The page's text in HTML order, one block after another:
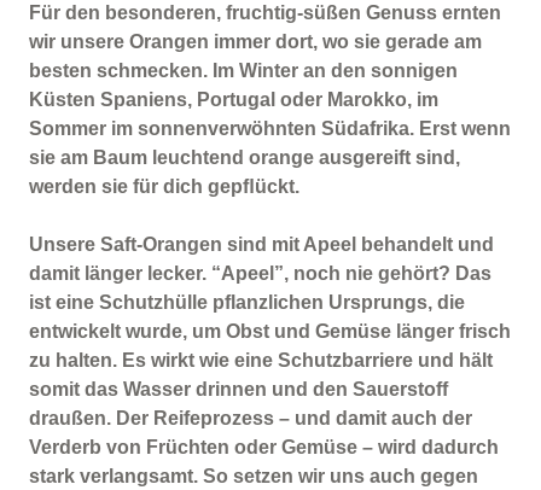
Für den besonderen, fruchtig-süßen Genuss ernten
wir unsere Orangen immer dort, wo sie gerade am
besten schmecken. Im Winter an den sonnigen
Küsten Spaniens, Portugal oder Marokko, im
Sommer im sonnenverwöhnten Südafrika. Erst wenn
sie am Baum leuchtend orange ausgereift sind,
werden sie für dich gepﬂückt.
Unsere Saft-Orangen sind mit Apeel behandelt und
damit länger lecker. “Apeel”, noch nie gehört? Das
ist eine Schutzhülle pflanzlichen Ursprungs, die
entwickelt wurde, um Obst und Gemüse länger frisch
zu halten. Es wirkt wie eine Schutzbarriere und hält
somit das Wasser drinnen und den Sauerstoff
draußen. Der Reifeprozess – und damit auch der
Verderb von Früchten oder Gemüse – wird dadurch
stark verlangsamt. So setzen wir uns auch gegen